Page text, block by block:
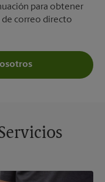
para obtener
correo directo